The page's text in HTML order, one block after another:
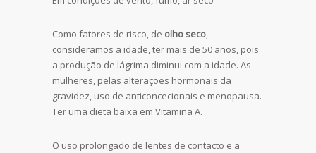
Como fatores de risco, de olho seco,
consideramos a idade, ter mais de 50 anos, pois
a produção de lágrima diminui com a idade. As
mulheres, pelas alterações hormonais da
gravidez, uso de anticoncecionais e menopausa.
Ter uma dieta baixa em Vitamina A.
O uso prolongado de lentes de contacto e a